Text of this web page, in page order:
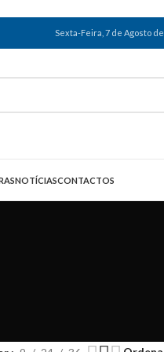
Sexta-Feira, 7 de Agosto
NOTÍCIASCONTACTOS